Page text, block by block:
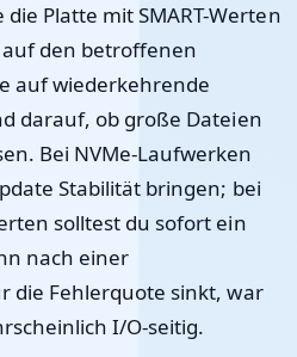
Platte mit SMART-Werten
auf den betroffenen
auf wiederkehrende
darauf, ob große Dateien
Bei NVMe-Laufwerken
Stabilität bringen; bei
solltest du sofort ein
nach einer
die Fehlerquote sinkt, war
I/O-seitig.